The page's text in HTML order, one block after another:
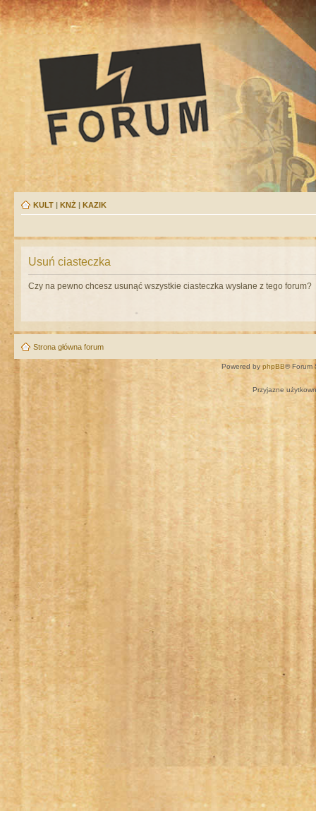
KULT | KNŻ | KAZIK
Usuń ciasteczka
Czy na pewno chcesz usunąć wszystkie ciasteczka wysłane z tego forum?
Strona główna forum
Powered by phpBB® Forum
Przyjazne